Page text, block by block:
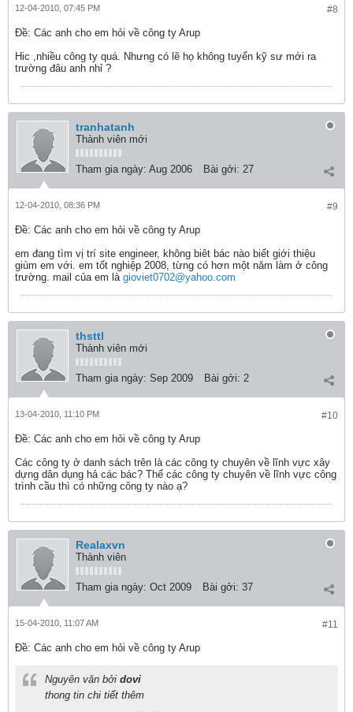
#8
12-04-2010, 07:45 PM
Ðề: Các anh cho em hỏi về công ty Arup
Hic ,nhiều công ty quá. Nhưng có lẽ họ không tuyển kỹ sư mới ra
trường đâu anh nhỉ ?
tranhatanh
Thành viên mới
Tham gia ngày: Aug 2006 Bài gởi: 27
#9
12-04-2010, 08:36 PM
Ðề: Các anh cho em hỏi về công ty Arup
em đang tìm vị trí site engineer, không biêt bác nào biết giới thiệu
giùm em với. em tốt nghiệp 2008, từng có hơn một năm làm ở công
trường. mail của em là gioviet0702@yahoo.com
thsttl
Thành viên mới
Tham gia ngày: Sep 2009 Bài gởi: 2
#10
13-04-2010, 11:10 PM
Ðề: Các anh cho em hỏi về công ty Arup
Các công ty ở danh sách trên là các công ty chuyên về lĩnh vực xây
dựng dân dụng hả các bác? Thế các công ty chuyên về lĩnh vực công
trình cầu thì có những công ty nào ạ?
Realaxvn
Thành viên
Tham gia ngày: Oct 2009 Bài gởi: 37
#11
15-04-2010, 11:07 AM
Ðề: Các anh cho em hỏi về công ty Arup
Nguyên văn bởi dovi
thong tin chi tiết thêm